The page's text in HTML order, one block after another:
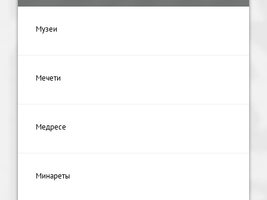
Музеи
Мечети
Медресе
Минареты